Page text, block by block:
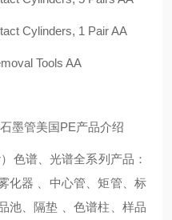
Cylinders, 1 Pair AA
Tools AA
墨管美国PE产品介绍
色谱、光谱全系列产品：
化器 、中心管、矩管、标
池、隔垫 、色谱柱、样品